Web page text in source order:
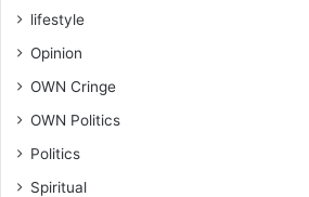
lifestyle
Opinion
OWN Cringe
OWN Politics
Politics
Spiritual